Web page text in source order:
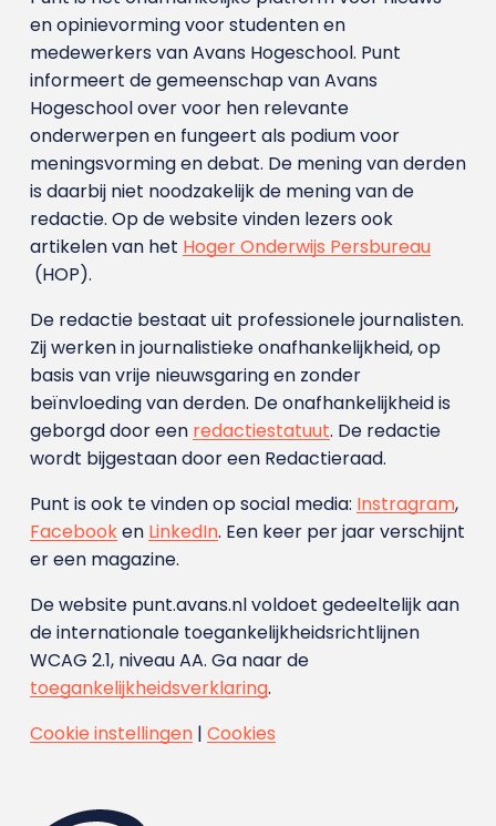
en opinievorming voor studenten en
medewerkers van Avans Hoge­school. Punt
informeert de gemeenschap van Avans
Hogeschool over voor hen relevante
onderwerpen en fungeert als podium voor
meningsvorming en debat. De mening van derden
is daarbij niet noodzakelijk de mening van de
redactie. Op de website vinden lezers ook
artikelen van het Hoger Onderwijs Persbureau
(HOP).
De redactie bestaat uit professionele journalisten.
Zij werken in journalistieke onafhankelijkheid, op
basis van vrije nieuwsgaring en zonder
beïnvloeding van derden. De onafhankelijkheid is
geborgd door een redactiestatuut. De redactie
wordt bijgestaan door een Redactieraad.
Punt is ook te vinden op social media: Instragram,
Facebooken LinkedIn. Een keer per jaar verschijnt
er een magazine.
De website punt.avans.nl voldoet gedeeltelijk aan
de internationale toegankelijkheidsrichtlijnen
WCAG 2.1, niveau AA. Ga naar de
toegankelijkheidsverklaring.
Cookie instellingen| Cookies